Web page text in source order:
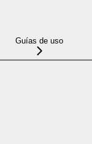
Guías de uso